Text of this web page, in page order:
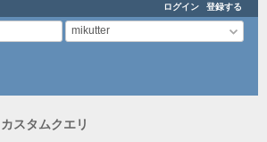
ログイン 登録する
mikutter
カスタムクエリ